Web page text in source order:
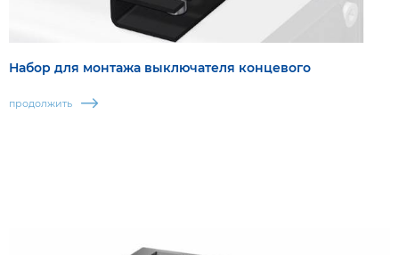
Набор для монтажа выключателя концевого
продолжить